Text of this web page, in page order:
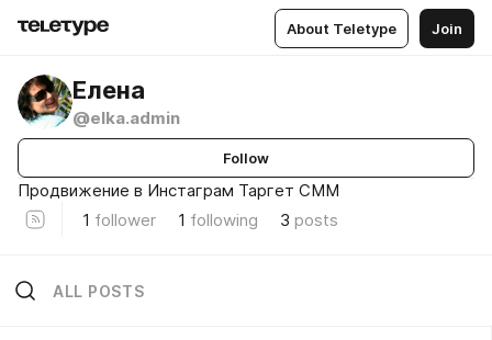
About Teletype Join
Елена
@elka.admin
Follow
Продвижение в Инстаграм Таргет СММ
1 follower 1 following 3 posts
ALL POSTS